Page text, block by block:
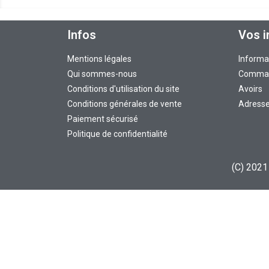
Infos
Mentions légales
Qui sommes-nous
Conditions d'utilisation du site
Conditions générales de vente
Paiement sécurisé
Politique de confidentialité
Vos
Avoirs
(C)